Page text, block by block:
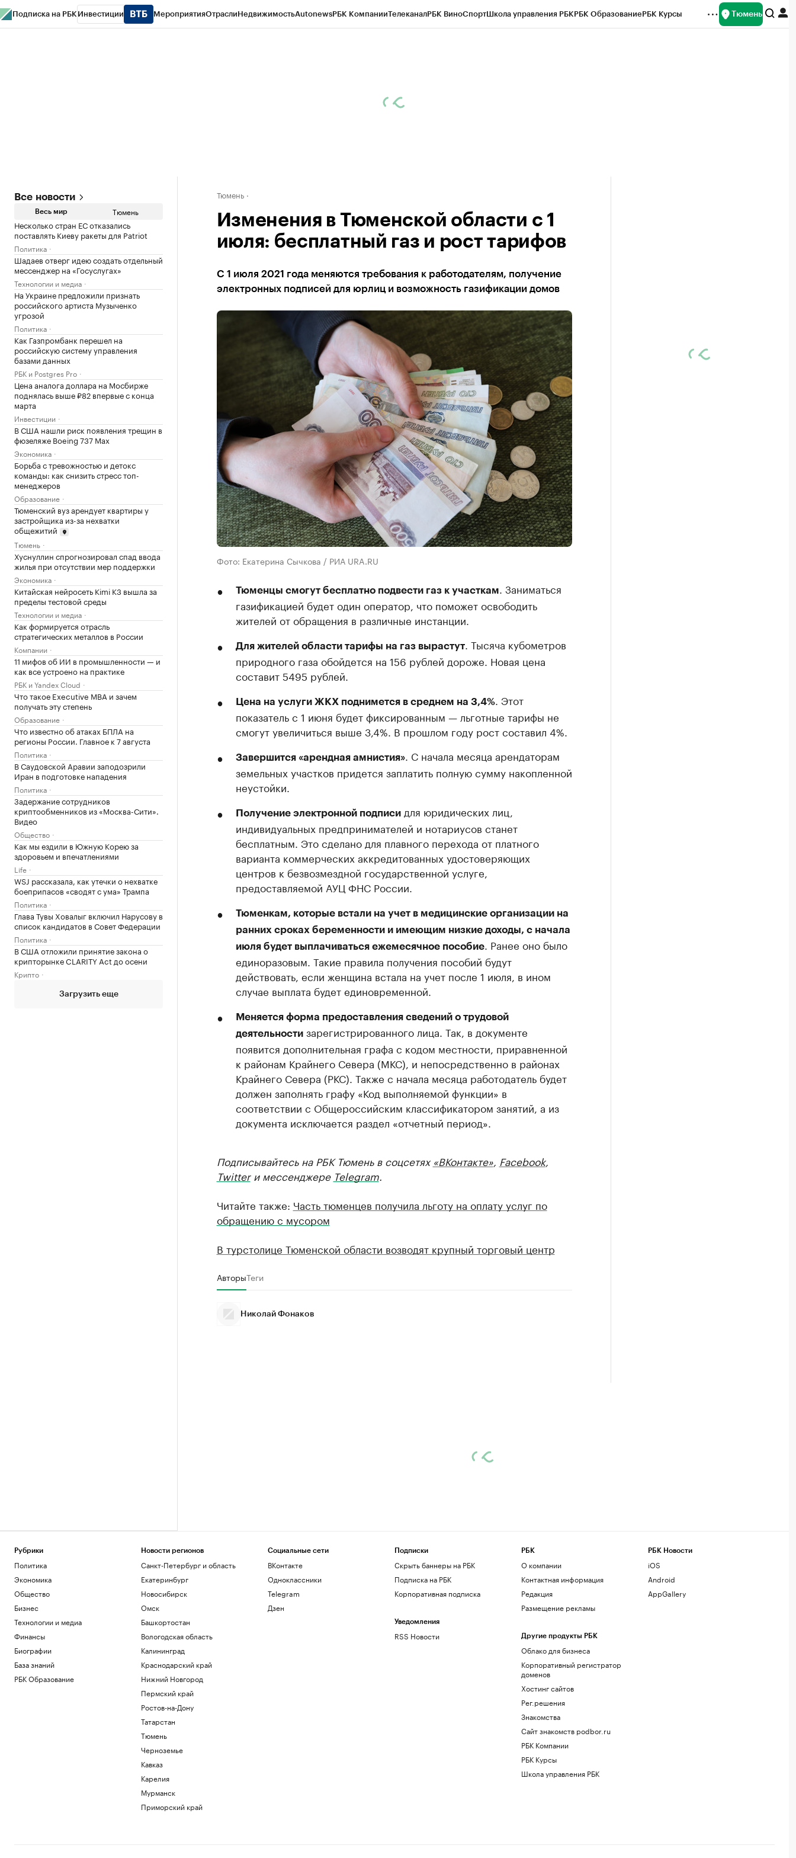
Подписка на РБК Инвестиции МероприятияОтраслиНедвижимостьAutonewsРБК КомпанииТелеканалРБК ВиноСпортШкола управления РБКРБК ОбразованиеРБК Курсы Тюмень
Все новости
Весь мир Тюмень
Несколько стран ЕС отказались
поставлять Киеву ракеты для Patriot
Политика
Шадаев отверг идею создать отдельный
мессенджер на «Госуслугах»
Технологии и медиа
На Украине предложили признать
российского артиста Музыченко
угрозой
Политика
Как Газпромбанк перешел на
российскую систему управления
базами данных
РБК и Postgres Pro
Цена аналога доллара на Мосбирже
поднялась выше ₽82 впервые с конца
марта
Инвестиции
В США нашли риск появления трещин в
фюзеляже Boeing 737 Max
Экономика
Борьба с тревожностью и детокс
команды: как снизить стресс топ-
менеджеров
Образование
Тюменский вуз арендует квартиры у
застройщика из-за нехватки
общежитий
Тюмень
Хуснуллин спрогнозировал спад ввода
жилья при отсутствии мер поддержки
Экономика
Китайская нейросеть Kimi K3 вышла за
пределы тестовой среды
Технологии и медиа
Как формируется отрасль
стратегических металлов в России
Компании
11 мифов об ИИ в промышленности — и
как все устроено на практике
РБК и Yandex Cloud
Что такое Executive MBA и зачем
получать эту степень
Образование
Что известно об атаках БПЛА на
регионы России. Главное к 7 августа
Политика
В Саудовской Аравии заподозрили
Иран в подготовке нападения
Политика
Задержание сотрудников
криптообменников из «Москва-Сити».
Видео
Общество
Как мы ездили в Южную Корею за
здоровьем и впечатлениями
Life
WSJ рассказала, как утечки о нехватке
боеприпасов «сводят с ума» Трампа
Политика
Глава Тувы Ховалыг включил Нарусову в
список кандидатов в Совет Федерации
Политика
В США отложили принятие закона о
крипторынке CLARITY Act до осени
Крипто
Загрузить еще
Тюмень
Изменения в Тюменской области с 1
июля: бесплатный газ и рост тарифов
С 1 июля 2021 года меняются требования к работодателям, получение
электронных подписей для юрлиц и возможность газификации домов
Фото: Екатерина Сычкова / РИА URA.RU
Тюменцы смогут бесплатно подвести газ к участкам
. Заниматься
газификацией будет один оператор, что поможет освободить
жителей от обращения в различные инстанции.
Для жителей области тарифы на газ вырастут. Тысяча кубометров
природного газа обойдется на 156 рублей дороже. Новая цена
составит 5495 рублей.
Цена на услуги ЖКХ поднимется в среднем на 3,4%. Этот
показатель с 1 июня будет фиксированным — льготные тарифы не
смогут увеличиться выше 3,4%. В прошлом году рост составил 4%.
Завершится «арендная амнистия». С начала месяца арендаторам
земельных участков придется заплатить полную сумму накопленной
неустойки.
Получение электронной подписидля юридических лиц,
индивидуальных предпринимателей и нотариусов станет
бесплатным. Это сделано для плавного перехода от платного
варианта коммерческих аккредитованных удостоверяющих
центров к безвозмездной государственной услуге,
предоставляемой АУЦ ФНС России.
Тюменкам, которые встали на учет в медицинские организации на
ранних сроках беременности и имеющим низкие доходы, с начала
июля будет выплачиваться ежемесячное пособие. Ранее оно было
единоразовым. Такие правила получения пособий будут
действовать, если женщина встала на учет после 1 июля, в ином
случае выплата будет единовременной.
Меняется форма предоставления сведений о трудовой
деятельностизарегистрированного лица. Так, в документе
появится дополнительная графа с кодом местности, приравненной
к районам Крайнего Севера (МКС), и непосредственно в районах
Крайнего Севера (РКС). Также с начала месяца работодатель будет
должен заполнять графу «Код выполняемой функции» в
соответствии с Общероссийским классификатором занятий, а из
документа исключается раздел «отчетный период».
Подписывайтесь на РБК Тюмень в соцсетях«ВКонтакте», Facebook,
Twitterи мессенджере Telegram.
Читайте также: Часть тюменцев получила льготу на оплату услуг по
обращению с мусором
В турстолице Тюменской области возводят крупный торговый центр
АвторыТеги
Николай Фонаков
Рубрики
Политика
Экономика
Общество
Бизнес
Технологии и медиа
Финансы
Биографии
База знаний
РБК Образование
Новости регионов
Санкт-Петербург и область
Екатеринбург
Новосибирск
Омск
Башкортостан
Вологодская область
Калининград
Краснодарский край
Нижний Новгород
Пермский край
Ростов-на-Дону
Татарстан
Тюмень
Черноземье
Кавказ
Карелия
Мурманск
Приморский край
Социальные сети
ВКонтакте
Одноклассники
Telegram
Дзен
Подписки
Скрыть баннеры на РБК
Подписка на РБК
Корпоративная подписка
Уведомления
RSS Новости
РБК
О компании
Контактная информация
Редакция
Размещение рекламы
Другие продукты РБК
Облако для бизнеса
Корпоративный регистратор
доменов
Хостинг сайтов
Рег.решения
Знакомства
Сайт знакомств podbor.ru
РБК Компании
РБК Курсы
Школа управления РБК
РБК Новости
iOS
Android
AppGallery